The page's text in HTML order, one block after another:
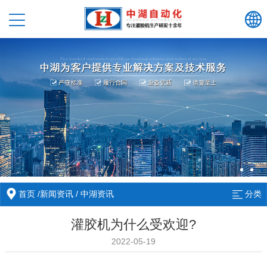
首页 /新闻资讯 /中湖资讯 分类
灌胶机为什么受欢迎?
2022-05-19